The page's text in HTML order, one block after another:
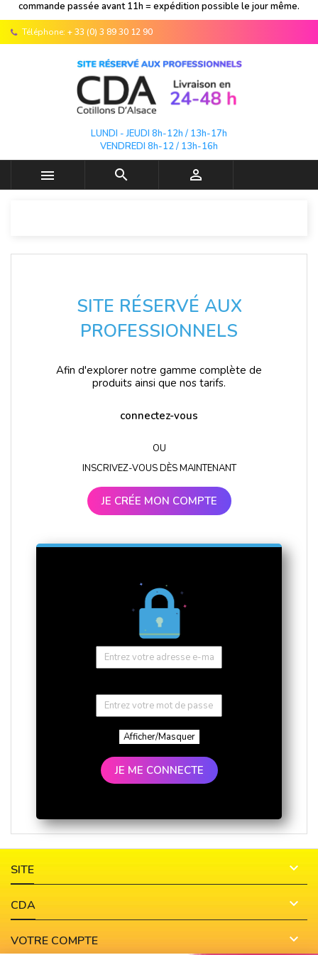
commande passée avant 11h = expédition possible le jour même.
Téléphone: + 33 (0) 3 89 30 12 90
LUNDI - JEUDI 8h-12h / 13h-17h
VENDREDI 8h-12 / 13h-16h
  
SITE RÉSERVÉ AUX
PROFESSIONNELS
Afin d'explorer notre gamme complète de
produits ainsi que nos tarifs.
connectez-vous
OU
INSCRIVEZ-VOUS DÈS MAINTENANT
JE CRÉE MON COMPTE
Afficher/Masquer
JE ME CONNECTE
SITE 
CDA 
VOTRE COMPTE 